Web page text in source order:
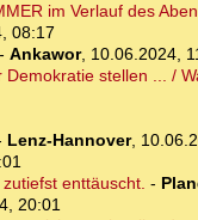
im Verlauf des
08:17
- Ankawor, 10.06.2024,
stellen ... /
Lenz-Hannover,
enttäuscht. -
20:01